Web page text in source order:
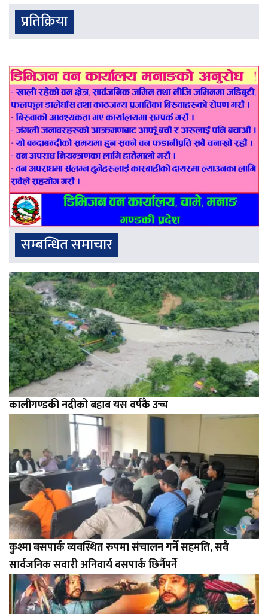
प्रतिक्रिया
सम्बन्धित समाचार
कालीगण्डकी नदीको बहाब यस वर्षकै उच्च
कुश्मा बसपार्क व्यवस्थित रुपमा संचालन गर्ने सहमति, सवै
सार्वजनिक सवारी अनिवार्य बसपार्क छिर्नैपर्ने